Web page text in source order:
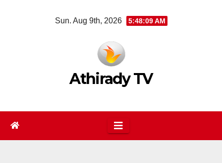
Sun. Aug 9th, 2026 5:48:09 AM
Athirady TV